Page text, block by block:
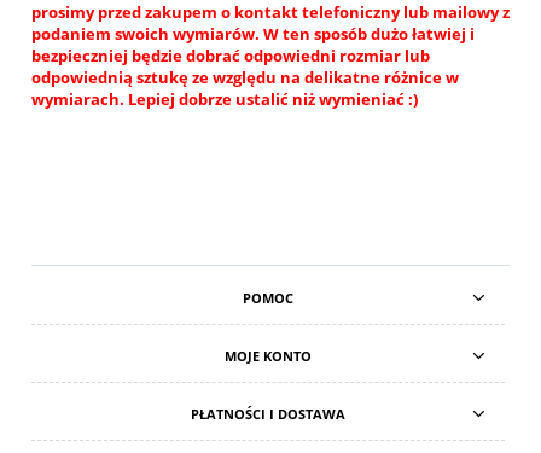
prosimy przed zakupem o kontakt telefoniczny lub mailowy z
podaniem swoich wymiarów. W ten sposób dużo łatwiej i
bezpieczniej będzie dobrać odpowiedni rozmiar lub
odpowiednią sztukę ze względu na delikatne różnice w
wymiarach. Lepiej dobrze ustalić niż wymieniać :)
POMOC
MOJE KONTO
PŁATNOŚCI I DOSTAWA